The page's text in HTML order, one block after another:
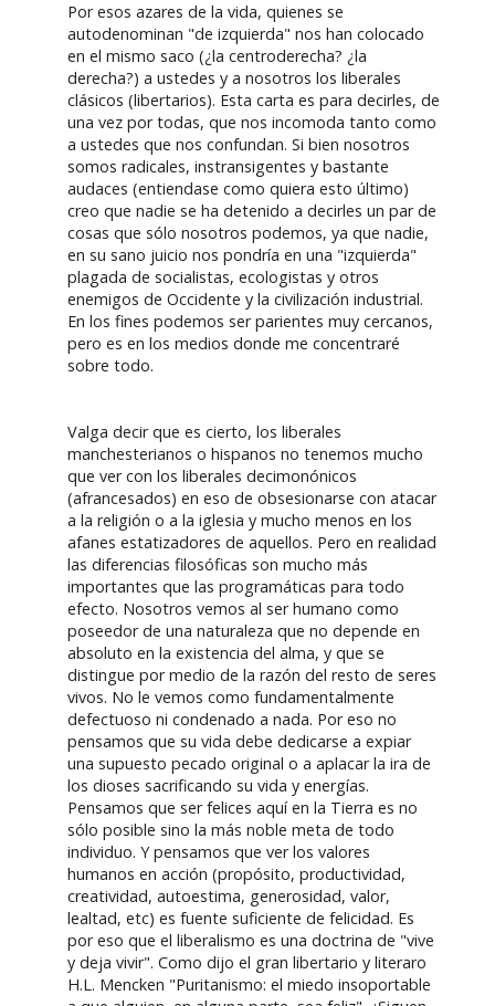
Por esos azares de la vida, quienes se
autodenominan "de izquierda" nos han colocado
en el mismo saco (¿la centroderecha? ¿la
derecha?) a ustedes y a nosotros los liberales
clásicos (libertarios). Esta carta es para decirles, de
una vez por todas, que nos incomoda tanto como
a ustedes que nos confundan. Si bien nosotros
somos radicales, instransigentes y bastante
audaces (entiendase como quiera esto último)
creo que nadie se ha detenido a decirles un par de
cosas que sólo nosotros podemos, ya que nadie,
en su sano juicio nos pondría en una "izquierda"
plagada de socialistas, ecologistas y otros
enemigos de Occidente y la civilización industrial.
En los fines podemos ser parientes muy cercanos,
pero es en los medios donde me concentraré
sobre todo.
Valga decir que es cierto, los liberales
manchesterianos o hispanos no tenemos mucho
que ver con los liberales decimonónicos
(afrancesados) en eso de obsesionarse con atacar
a la religión o a la iglesia y mucho menos en los
afanes estatizadores de aquellos. Pero en realidad
las diferencias filosóficas son mucho más
importantes que las programáticas para todo
efecto. Nosotros vemos al ser humano como
poseedor de una naturaleza que no depende en
absoluto en la existencia del alma, y que se
distingue por medio de la razón del resto de seres
vivos. No le vemos como fundamentalmente
defectuoso ni condenado a nada. Por eso no
pensamos que su vida debe dedicarse a expiar
una supuesto pecado original o a aplacar la ira de
los dioses sacrificando su vida y energías.
Pensamos que ser felices aquí en la Tierra es no
sólo posible sino la más noble meta de todo
individuo. Y pensamos que ver los valores
humanos en acción (propósito, productividad,
creatividad, autoestima, generosidad, valor,
lealtad, etc) es fuente suficiente de felicidad. Es
por eso que el liberalismo es una doctrina de "vive
y deja vivir". Como dijo el gran libertario y literaro
H.L. Mencken "Puritanismo: el miedo insoportable